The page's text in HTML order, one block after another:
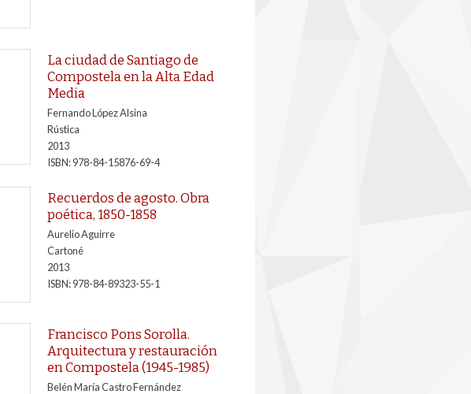
La ciudad de Santiago de
Compostela en la Alta Edad
Media
Fernando López Alsina
Rústica
2013
ISBN: 978-84-15876-69-4
Recuerdos de agosto. Obra
poética, 1850-1858
Aurelio Aguirre
Cartoné
2013
ISBN: 978-84-89323-55-1
Francisco Pons Sorolla.
Arquitectura y restauración
en Compostela (1945-1985)
Belén María Castro Fernández